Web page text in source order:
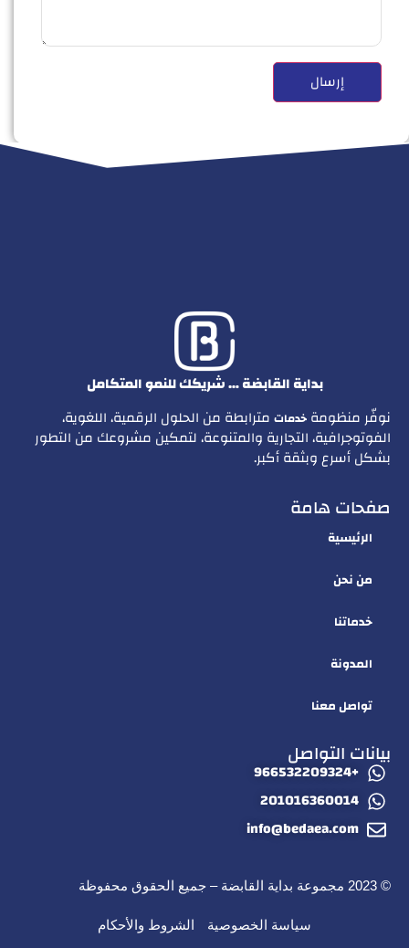
بداية القابضة … شريكك للنمو المتكامل
نوفّر منظومةخدماتمترابطة من الحلول الرقمية، اللغوية،
الفوتوجرافية، التجارية والمتنوعة، لتمكين مشروعك من التطور
بشكل أسرع وبثقة أكبر.
صفحات هامة
الرئيسية
من نحن
خدماتنا
المدونة
تواصل معنا
بيانات التواصل
+966532209324
201016360014
info@bedaea.com
سياسة الخصوصية الشروط والأحكام